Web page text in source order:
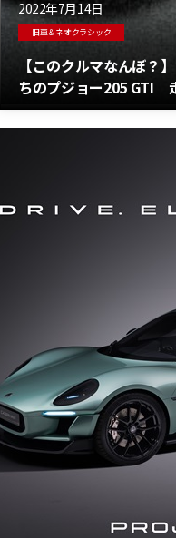
2022年7月14日
旧車＆ネオクラシック
【このクルマなんぼ
ちのプジョー205 GTI
たしてその価格は？